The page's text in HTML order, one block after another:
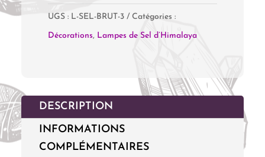
de
Sel
Brute
(2
à
3
UGS : L-SEL-BRUT-3 Catégories :
Décorations, Lampes de Sel d’Himalaya
DESCRIPTION
INFORMATIONS
COMPLÉMENTAIRES